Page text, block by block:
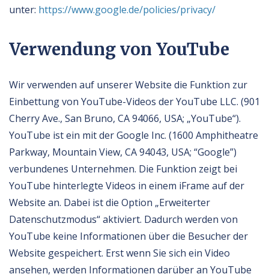
unter: https://www.google.de/policies/privacy/
Verwendung von YouTube
Wir verwenden auf unserer Website die Funktion zur
Einbettung von YouTube-Videos der YouTube LLC. (901
Cherry Ave., San Bruno, CA 94066, USA; „YouTube“).
YouTube ist ein mit der Google Inc. (1600 Amphitheatre
Parkway, Mountain View, CA 94043, USA; “Google”)
verbundenes Unternehmen. Die Funktion zeigt bei
YouTube hinterlegte Videos in einem iFrame auf der
Website an. Dabei ist die Option „Erweiterter
Datenschutzmodus“ aktiviert. Dadurch werden von
YouTube keine Informationen über die Besucher der
Website gespeichert. Erst wenn Sie sich ein Video
ansehen, werden Informationen darüber an YouTube